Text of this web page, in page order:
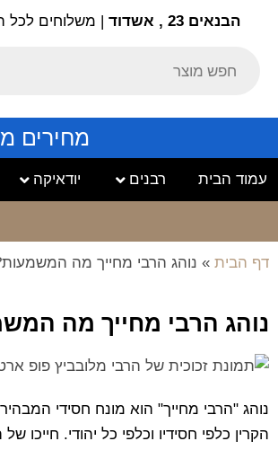
הבנאים 23 , אשדוד | משלוחים לכל
מחירים
עמוד הבית רבנים יודאיקה
דף הבית » נוהג הרבי מחייך מה
נוהג הרבי מחייך מה
נוהג "הרבי מחייך" הוא מונח חסידי
הקרין כלפי חסידיו וכלפי כל יהודי.